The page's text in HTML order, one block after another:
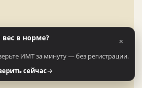
в норме? ×
ИМТ за минуту — без регистрации.
сейчас→